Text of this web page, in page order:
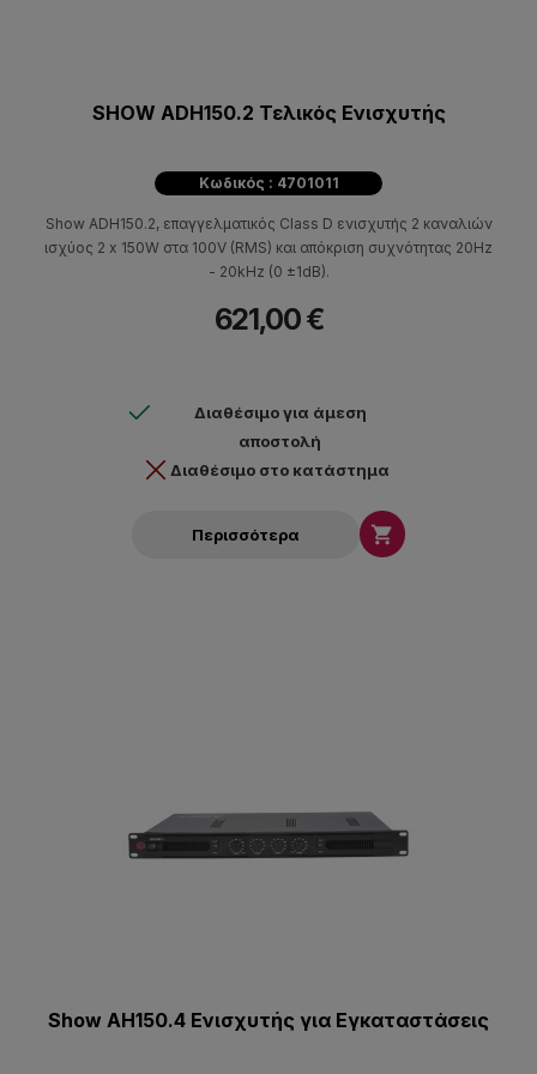
SHOW ADH150.2 Τελικός Ενισχυτής
Κωδικός : 4701011
Show ADH150.2, επαγγελματικός Class D ενισχυτής 2 καναλιών
ισχύος 2 x 150W στα 100V (RMS) και απόκριση συχνότητας 20Hz
- 20kHz (0 ±1dB).
621,00 €
Διαθέσιμο για άμεση
αποστολή
Διαθέσιμο στο κατάστημα
Περισσότερα 
Show AH150.4 Ενισχυτής για Εγκαταστάσεις